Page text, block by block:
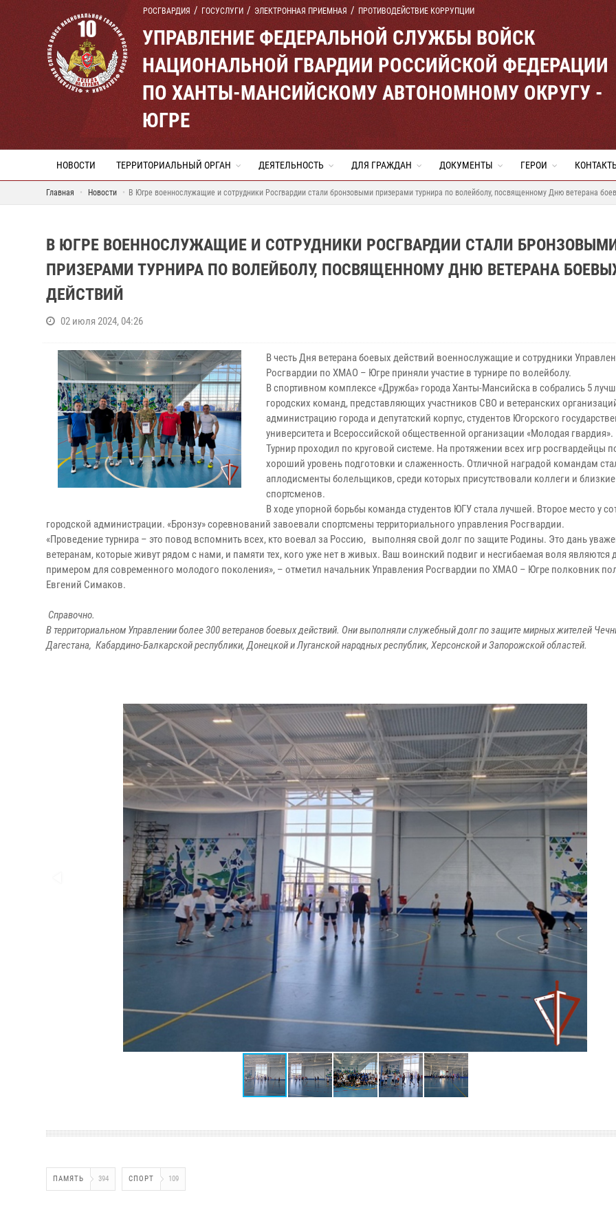
РОСГВАРДИЯ ГОСУСЛУГИ ЭЛЕКТРОННАЯ ПРИЕМНАЯ ПРОТИВОДЕЙСТВИЕ КОРРУПЦИИ
УПРАВЛЕНИЕ ФЕДЕРАЛЬНОЙ СЛУЖБЫ ВОЙСК
НАЦИОНАЛЬНОЙ ГВАРДИИ РОССИЙСКОЙ ФЕДЕРАЦИИ
ПО ХАНТЫ-МАНСИЙСКОМУ АВТОНОМНОМУ ОКРУГУ -
ЮГРЕ
НОВОСТИ ТЕРРИТОРИАЛЬНЫЙ ОРГАН ДЕЯТЕЛЬНОСТЬ ДЛЯ ГРАЖДАН ДОКУМЕНТЫ ГЕРОИ
Главная Новости В Югре военнослужащие и сотрудники Росгвардии стали бронзовыми призерами турнира по волейболу, посвященному Дню ветерана
В ЮГРЕ ВОЕННОСЛУЖАЩИЕ И СОТРУДНИКИ РОСГВАРДИИ СТАЛИ
ПРИЗЕРАМИ ТУРНИРА ПО ВОЛЕЙБОЛУ, ПОСВЯЩЕННОМУ ДНЮ ВЕТЕРАНА
ДЕЙСТВИЙ
02 июля 2024, 04:26
В честь Дня ветерана боевых действий военнослужащие и сотрудники
Росгвардии по ХМАО – Югре приняли участие в турнире по волейболу.
В спортивном комплексе «Дружба» города Ханты-Мансийска в собрались 5
городских команд, представляющих участников СВО и ветеранских
администрацию города и депутатский корпус, студентов Югорского
университета и Всероссийской общественной организации «Молодая гвардия».
Турнир проходил по круговой системе. На протяжении всех игр росгвардейцы
хороший уровень подготовки и слаженность. Отличной наградой командам
аплодисменты болельщиков, среди которых присутствовали коллеги и близкие
спортсменов.
В ходе упорной борьбы команда студентов ЮГУ стала лучшей. Второе место у
городской администрации. «Бронзу» соревнований завоевали спортсмены территориального управления Росгвардии.
«Проведение турнира – это повод вспомнить всех, кто воевал за Россию, выполняя свой долг по защите Родины. Это дань
ветеранам, которые живут рядом с нами, и памяти тех, кого уже нет в живых. Ваш воинский подвиг и несгибаемая воля являются
примером для современного молодого поколения», – отметил начальник Управления Росгвардии по ХМАО – Югре полковник
Евгений Симаков.
Справочно.
В территориальном Управлении более 300 ветеранов боевых действий. Они выполняли служебный долг по защите мирных жителей
Дагестана, Кабардино-Балкарской республики, Донецкой и Луганской народных республик, Херсонской и Запорожской областей.
ПАМЯТЬ 394 СПОРТ 109